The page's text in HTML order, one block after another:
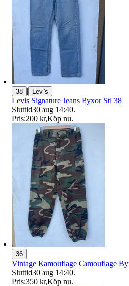
38 | Levi's
Levis Signature Jeans Byxor Stl 38
Sluttid30 aug 14:40.
Pris:200 kr,Köp nu.
36
Vintage Kamouflage Camouflage
Sluttid30 aug 14:40.
Pris:350 kr,Köp nu.